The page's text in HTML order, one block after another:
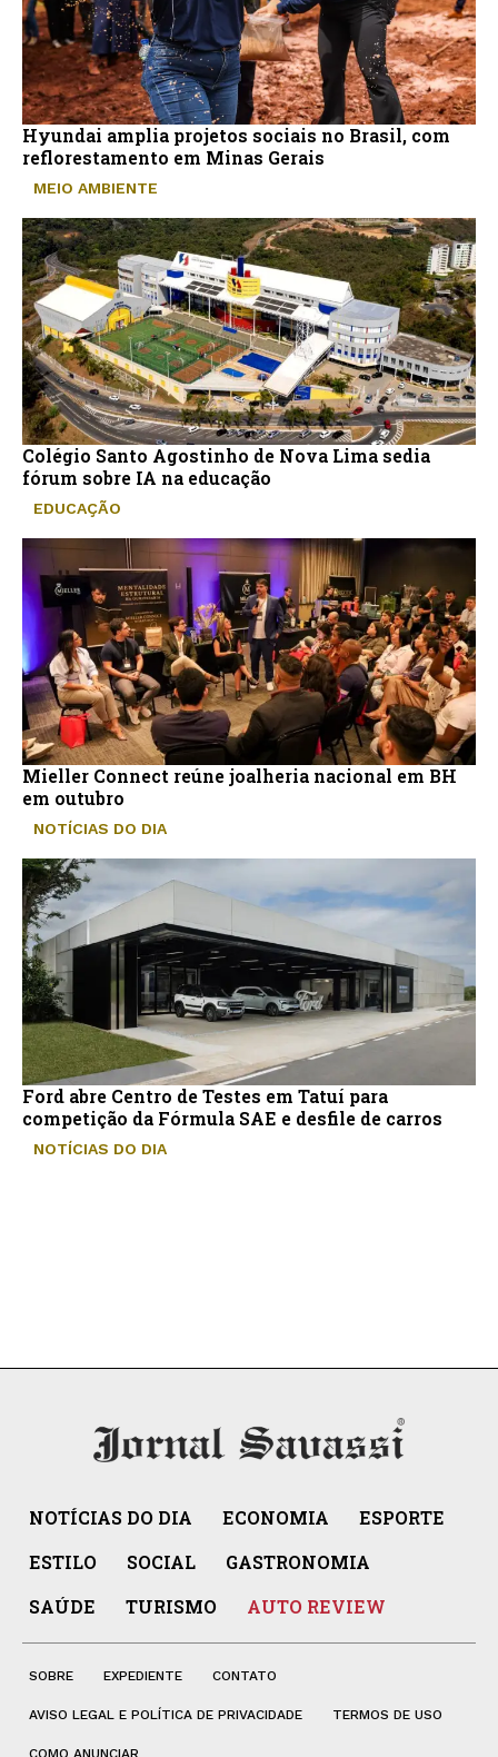
Hyundai amplia projetos sociais no Brasil, com
reflorestamento em Minas Gerais
MEIO AMBIENTE
Colégio Santo Agostinho de Nova Lima sedia
fórum sobre IA na educação
EDUCAÇÃO
Mieller Connect reúne joalheria nacional em BH
em outubro
NOTÍCIAS DO DIA
Ford abre Centro de Testes em Tatuí para
competição da Fórmula SAE e desfile de carros
NOTÍCIAS DO DIA
NOTÍCIAS DO DIA ECONOMIA
ESPORTE
ESTILO
SOCIAL
GASTRONOMIA
SAÚDE
TURISMO AUTO REVIEW
SOBRE EXPEDIENTE CONTATO
AVISO LEGAL E POLÍTICA DE PRIVACIDADE TERMOS DE USO
COMO ANUNCIAR